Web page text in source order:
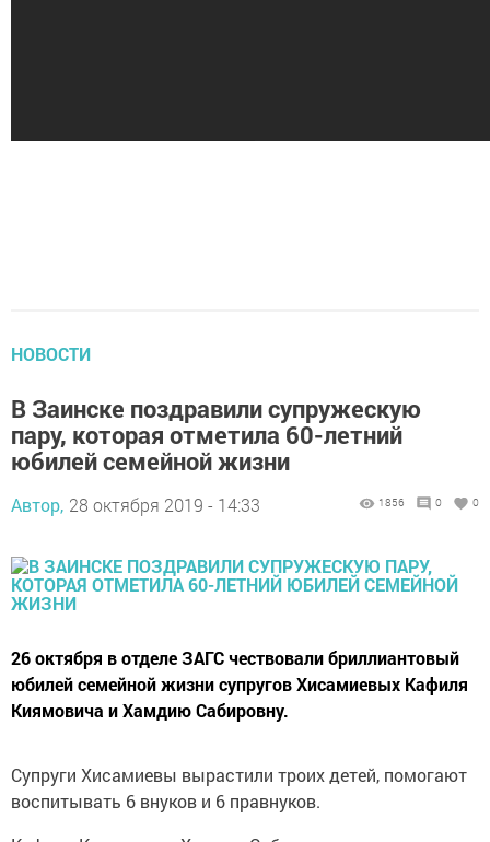
НОВОСТИ
В Заинске поздравили супружескую
пару, которая отметила 60-летний
юбилей семейной жизни
Автор, 28 октября 2019 - 14:33 1856 0 0
26 октября в отделе ЗАГС чествовали бриллиантовый
юбилей семейной жизни супругов Хисамиевых Кафиля
Киямовича и Хамдию Сабировну.
Супруги Хисамиевы вырастили троих детей, помогают
воспитывать 6 внуков и 6 правнуков.